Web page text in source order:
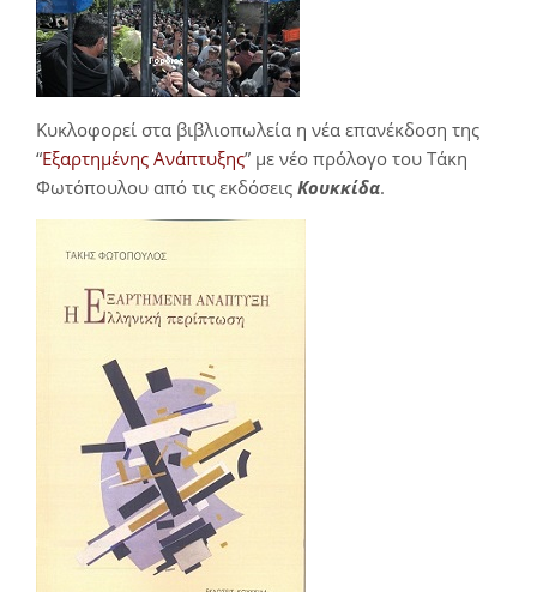
Κυκλοφορεί στα βιβλιοπωλεία η νέα επανέκδοση της
“Εξαρτημένης Ανάπτυξης” με νέο πρόλογο του Τάκη
Φωτόπουλου από τις εκδόσεις Κουκκίδα.